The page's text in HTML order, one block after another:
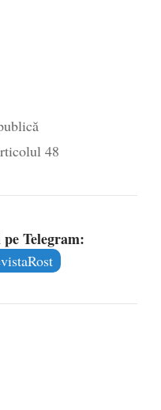
48
Telegram: